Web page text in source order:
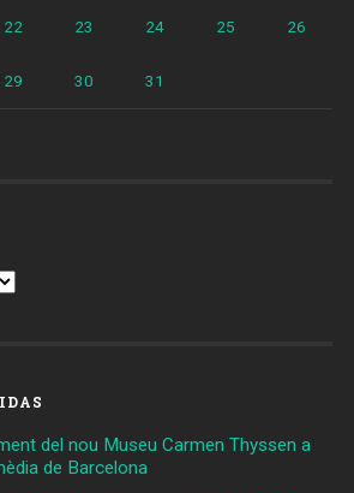
22 23 24 25 26
29 30 31
del nou Museu Carmen Thyssen a
de Barcelona